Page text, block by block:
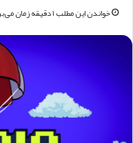
خواندن این مطلب ۱ دقیقه زمان می‌برد